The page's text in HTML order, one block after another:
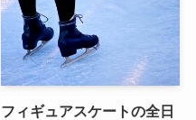
フィギュアスケートの全日